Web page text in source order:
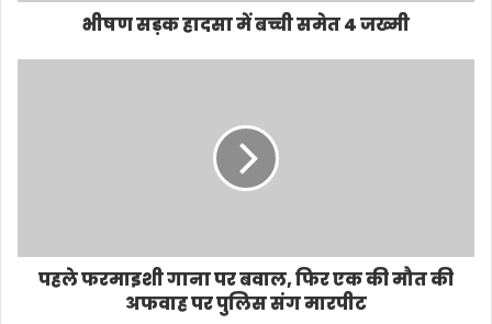
भीषण सड़क हादसा में बच्ची समेत 4 जख्मी
पहले फरमाइशी गाना पर बवाल, फिर एक की मौत की
अफवाह पर पुलिस संग मारपीट